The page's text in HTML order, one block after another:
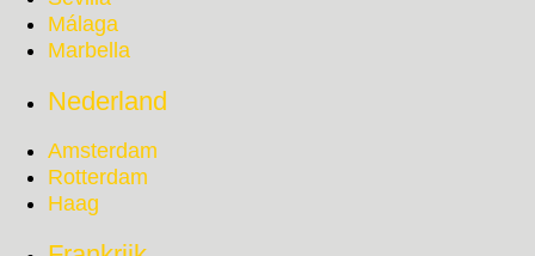
Málaga
Marbella
Nederland
Amsterdam
Rotterdam
Haag